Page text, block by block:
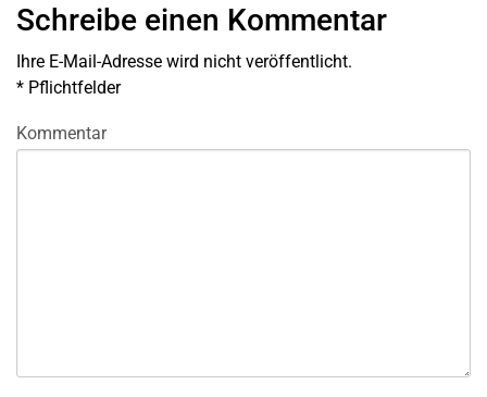
Schreibe einen Kommentar
Ihre E-Mail-Adresse wird nicht veröffentlicht.
* Pflichtfelder
Kommentar